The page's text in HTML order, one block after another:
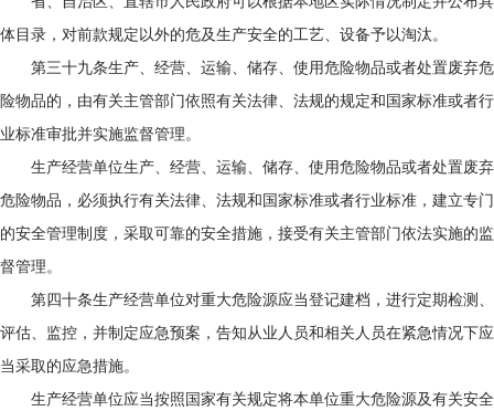
体目录，对前款规定以外的危及生产安全的工艺、设备予以淘汰。
第三十九条生产、经营、运输、储存、使用危险物品或者处置废弃危
险物品的，由有关主管部门依照有关法律、法规的规定和国家标准或者行
业标准审批并实施监督管理。
生产经营单位生产、经营、运输、储存、使用危险物品或者处置废弃
危险物品，必须执行有关法律、法规和国家标准或者行业标准，建立专门
的安全管理制度，采取可靠的安全措施，接受有关主管部门依法实施的监
督管理。
第四十条生产经营单位对重大危险源应当登记建档，进行定期检测、
评估、监控，并制定应急预案，告知从业人员和相关人员在紧急情况下应
当采取的应急措施。
生产经营单位应当按照国家有关规定将本单位重大危险源及有关安全